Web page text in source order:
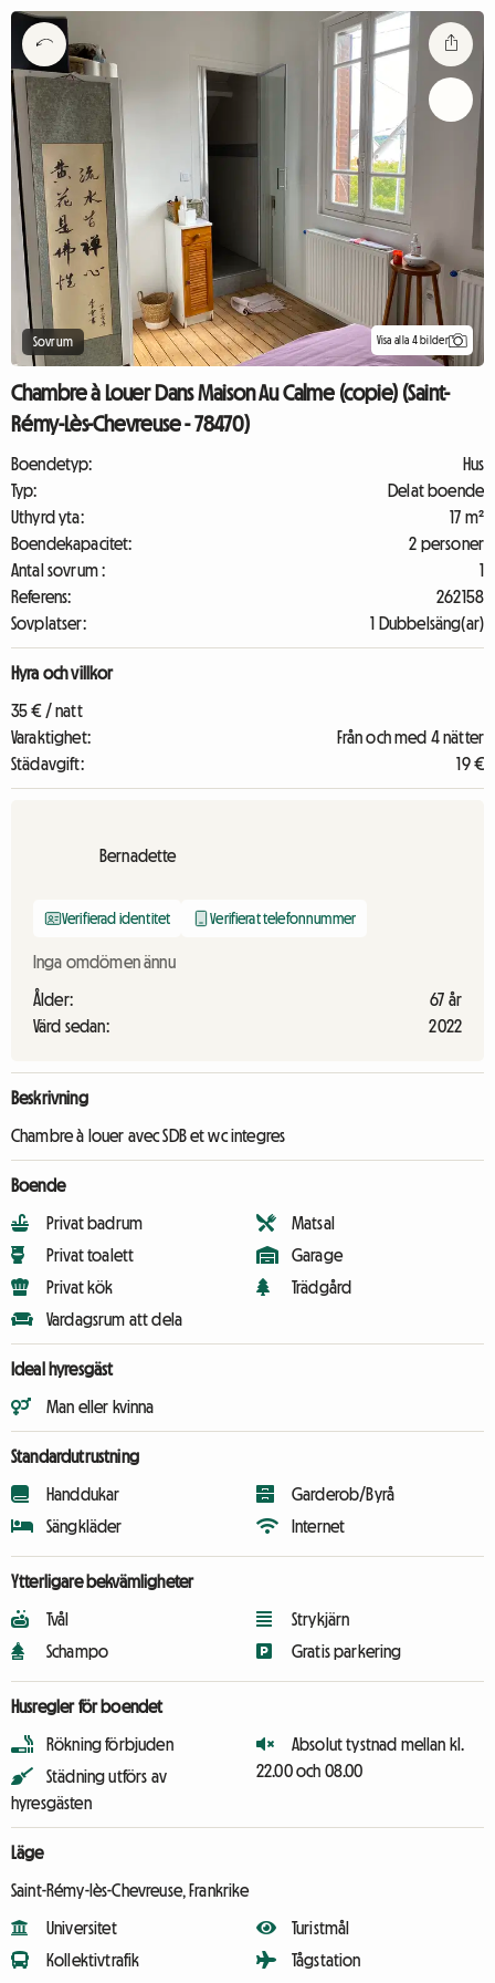
Sovrum Visa alla 4 bilder
Chambre à Louer Dans Maison Au Calme (copie) (Saint-
Rémy-Lès-Chevreuse - 78470)
Boendetyp:
Hus
Typ:
Delat boende
Uthyrd yta:
17 m²
Boendekapacitet:
2 personer
Antal sovrum :
1
Referens:
262158
Sovplatser:
1 Dubbelsäng(ar)
Hyra och villkor
35 € / natt
Varaktighet:
Från och med 4 nätter
Städavgift:
19 €
Bernadette
Verifierad identitet Verifierat telefonnummer
Inga omdömen ännu
Ålder:
67 år
Värd sedan:
2022
Beskrivning
Chambre à louer avec SDB et wc integres
Boende
Privat badrum
Privat toalett
Privat kök
Vardagsrum att dela
Matsal
Garage
Trädgård
Ideal hyresgäst
Man eller kvinna
Standardutrustning
Handdukar
Sängkläder
Garderob/Byrå
Internet
Ytterligare bekvämligheter
Tvål
Schampo
Strykjärn
Gratis parkering
Husregler för boendet
Rökning förbjuden
Städning utförs av
hyresgästen
Absolut tystnad mellan kl.
22.00 och 08.00
Läge
Saint-Rémy-lès-Chevreuse, Frankrike
Universitet
Kollektivtrafik
Turistmål
Tågstation